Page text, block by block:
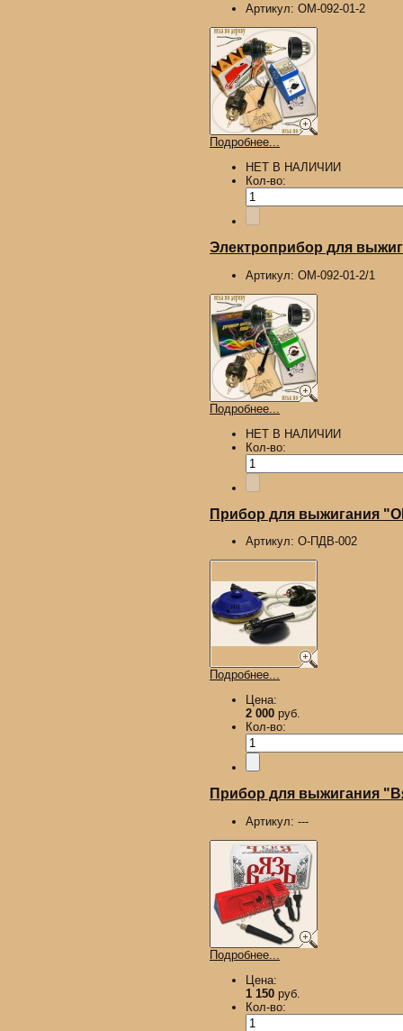
Артикул: ОМ-092-01-2
Подробнее...
НЕТ В НАЛИЧИИ
Кол-во:
Электроприбор для
Артикул: ОМ-092-01-2/1
Подробнее...
НЕТ В НАЛИЧИИ
Кол-во:
Прибор для выжигания
Артикул: О-ПДВ-002
Подробнее...
Цена:
2 000 руб.
Кол-во:
Прибор для выжигания
Артикул: ---
Подробнее...
Цена:
1 150 руб.
Кол-во: